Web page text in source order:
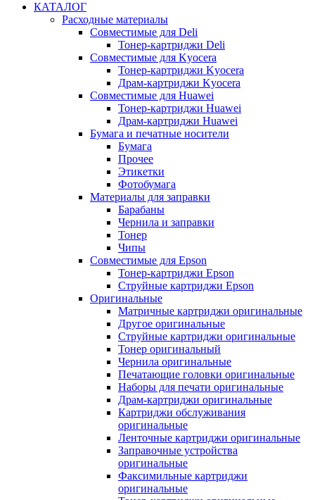
КАТАЛОГ
Расходные материалы
Совместимые для Deli
Тонер-картриджи Deli
Совместимые для Kyocera
Тонер-картриджи Kyocera
Драм-картриджи Kyocera
Совместимые для Huawei
Тонер-картриджи Huawei
Драм-картриджи Huawei
Бумага и печатные носители
Бумага
Прочее
Этикетки
Фотобумага
Материалы для заправки
Барабаны
Чернила и заправки
Тонер
Чипы
Совместимые для Epson
Тонер-картриджи Epson
Струйные картриджи Epson
Оригинальные
Матричные картриджи оригинальные
Другое оригинальные
Струйные картриджи оригинальные
Тонер оригинальный
Чернила оригинальные
Печатающие головки оригинальные
Наборы для печати оригинальные
Драм-картриджи оригинальные
Картриджи обслуживания
оригинальные
Ленточные картриджи оригинальные
Заправочные устройства
оригинальные
Факсимильные картриджи
оригинальные